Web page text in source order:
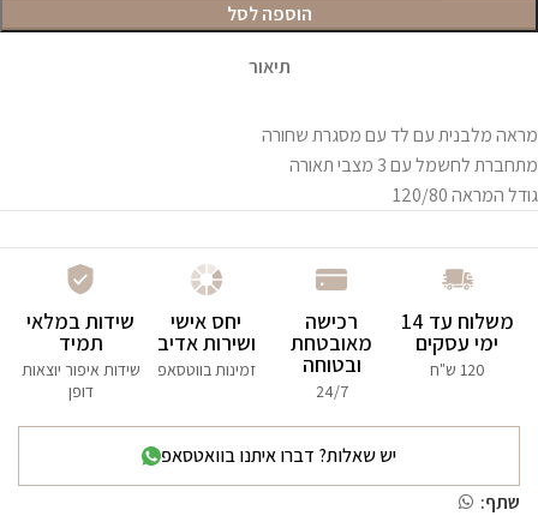
הוספה לסל
תיאור
מראה מלבנית עם לד עם מסגרת שחורה
מתחברת לחשמל עם 3 מצבי תאורה
גודל המראה 120/80
משלוח עד 14
ימי עסקים
120 ש"ח
רכישה
מאובטחת
ובטוחה
24/7
יחס אישי
ושירות אדיב
זמינות בווטסאפ
שידות במלאי
תמיד
שידות איפור יוצאות
דופן
יש שאלות? דברו איתנו בוואטסאפ
שתף: